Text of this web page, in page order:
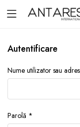
Autentificare
Nume utilizator sau
Parolă *